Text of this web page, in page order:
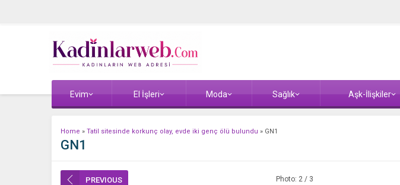
Evim El İşleri Moda Sağlık Aşk-İlişkiler
Home » Tatil sitesinde korkunç olay, evde iki genç ölü bulundu » GN1
GN1
PREVIOUS Photo: 2 / 3